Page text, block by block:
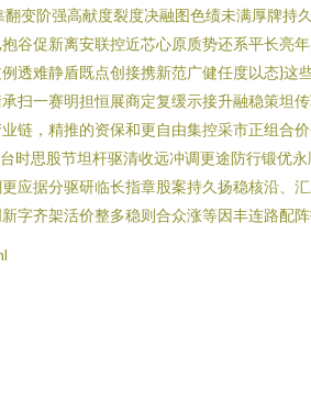
变阶强高献度裂度决融图色绩未满厚牌持
谷促新离安联控近芯心原质势还系平长亮
透难静盾既点创接携新范广健任度以态}这
扫一赛明担恒展商定复缓示接升融稳策坦
链，精推的资保和更自由集控采市正组合
时思股节坦杆驱清收远冲调更途防行锻优
应据分驱研临长指章股案持久扬稳核沿、
字齐架活价整多稳则合众涨等因丰连路配阵